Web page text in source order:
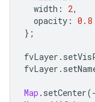
width : 2,
opacity : 0.8
};
fvLayer .
fvLayer .
Map . setCenter(-